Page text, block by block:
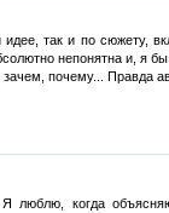
так и по сюжету,
непонятна и, я
почему... Правда
Я люблю, когда